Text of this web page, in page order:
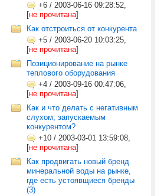
+6 / 2003-06-16 09:28:52,
[не прочитана]
Как отстроиться от конкурента
+5 / 2003-06-20 10:03:25,
[не прочитана]
Позиционирование на рынке
теплового оборудования
+4 / 2003-09-16 00:47:06,
[не прочитана]
Как и что делать с негативным
слухом, запускаемым
конкурентом?
+10 / 2003-03-01 13:59:08,
[не прочитана]
Как продвигать новый бренд
минеральной воды на рынке,
где есть устоявщиеся бренды
(3)